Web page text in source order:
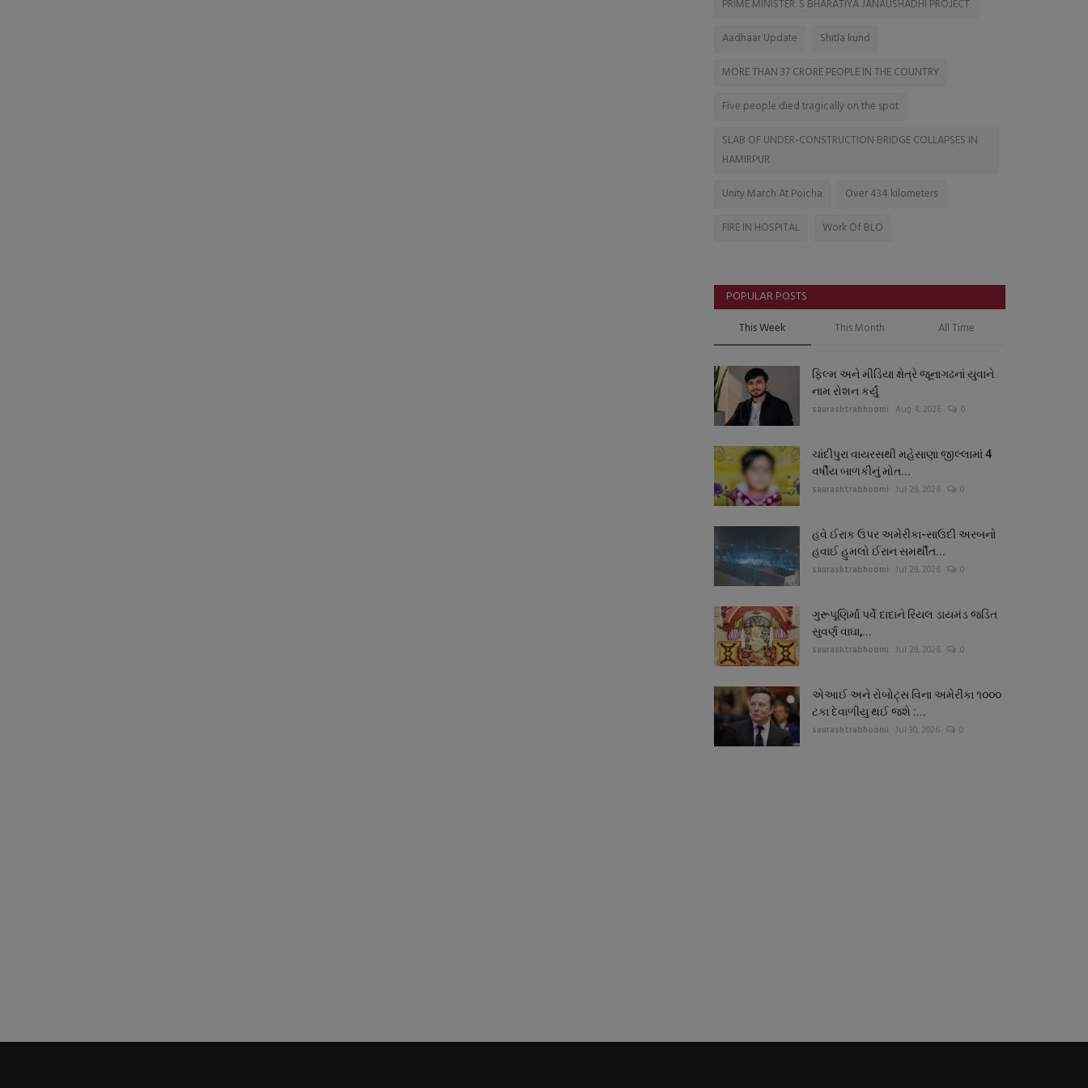
PRIME MINISTER`S BHARATIYA JANAUSHADHI PROJECT
Aadhaar Update
Shitla kund
MORE THAN 37 CRORE PEOPLE IN THE COUNTRY
Five people died tragically on the spot
SLAB OF UNDER-CONSTRUCTION BRIDGE COLLAPSES IN
HAMIRPUR
Unity March At Poicha
Over 434 kilometers
FIRE IN HOSPITAL
Work Of BLO
POPULAR POSTS
This Week This Month All Time
ફિલ્મ અને મીડિયા ક્ષેત્રે જૂનાગઢનાં યુવાને
નામ રોશન કર્યું
saurashtrabhoomi Aug 4, 2026 0
ચાંદીપુરા વાયરસથી મહેસાણા જીલ્લામાં 4
વર્ષીય બાળકીનું મોત...
saurashtrabhoomi Jul 29, 2026 0
હવે ઈરાક ઉપર અમેરીકા-સાઉદી અરબનો
હવાઈ હુમલો ઈરાન સમર્થીત...
saurashtrabhoomi Jul 29, 2026 0
ગુરૂપૂણિર્માં પર્વે દાદાને રિયલ ડાયમંડ જડિત
સુવર્ણ વાઘા,...
saurashtrabhoomi Jul 29, 2026 0
એઆઈ અને રોબોટ્સ વિના અમેરીકા ૧૦૦૦
ટકા દેવાળીયુ થઈ જશે :...
saurashtrabhoomi Jul 30, 2026 0